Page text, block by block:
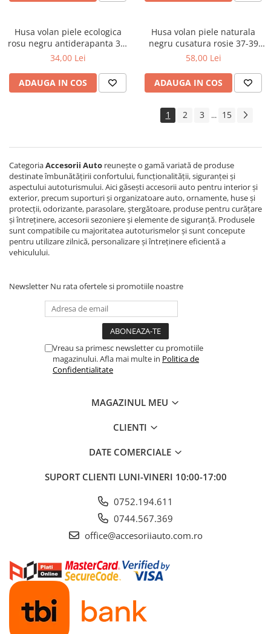
Husa volan piele ecologica
rosu negru antiderapanta 37-
39 cm universala AD6-22R
34,00 Lei
ADAUGA IN COS
Husa volan piele naturala
negru cusatura rosie 37-39
cm universala
58,00 Lei
ADAUGA IN COS
1 2 3 ... 15
CategoriaAccesorii Auto reunește o gamă variată de produse
destinate îmbunătățirii confortului, funcționalității, siguranței și
aspectului autoturismului. Aici găsești accesorii auto pentru interior și
exterior, precum suporturi și organizatoare auto, ornamente, huse și
protecții, odorizante, parasolare, ștergătoare, produse pentru curățare
și întreținere, accesorii sezoniere și elemente de siguranță. Produsele
sunt compatibile cu majoritatea autoturismelor și sunt concepute
pentru utilizare zilnică, personalizare și întreținere eficientă a
vehiculului.
Newsletter Nu rata ofertele si promotiile noastre
Vreau sa primesc newsletter cu promotiile
magazinului. Afla mai multe in Politica de
Confidentialitate
MAGAZINUL MEU
CLIENTI
DATE COMERCIALE
SUPORT CLIENTI LUNI-VINERI 10:00-17:00
0752.194.611
0744.567.369
office@accesoriiauto.com.ro